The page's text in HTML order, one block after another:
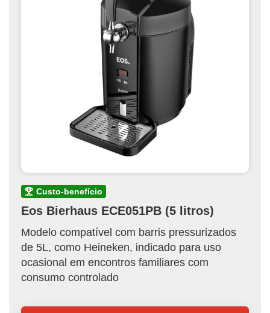
custo-benefício
Eos Bierhaus ECE051PB (5 litros)
Modelo compatível com barris pressurizados
de 5L, como Heineken, indicado para uso
ocasional em encontros familiares com
consumo controlado